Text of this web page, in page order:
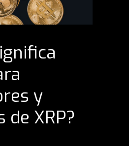
y
de XRP?